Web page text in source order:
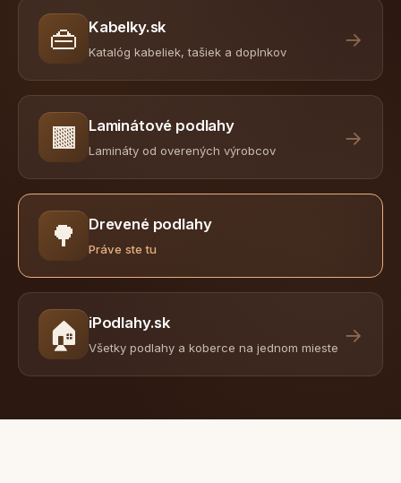
👜 Kabelky.sk
Katalóg kabeliek, tašiek a doplnkov
→
🟫 Laminátové podlahy
Lamináty od overených výrobcov
→
🌳 Drevené podlahy
Práve ste tu
🏠 iPodlahy.sk
Všetky podlahy a koberce na jednom mieste
→